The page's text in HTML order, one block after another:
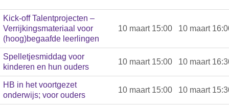
Kick-off Talentprojecten –
Verrijkingsmateriaal voor
(hoog)begaafde leerlingen
10 maart 15:00 10 maart
Spelletjesmiddag voor
kinderen en hun ouders
10 maart 15:00 10 maart
HB in het voortgezet
onderwijs; voor ouders
10 maart 15:00 10 maart